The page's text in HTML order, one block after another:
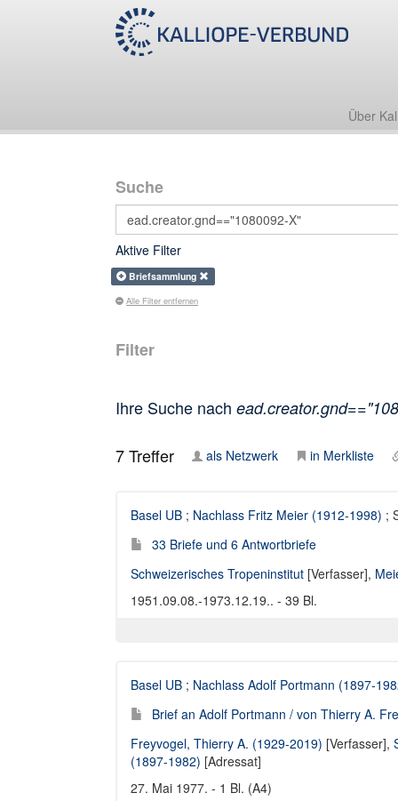
Über
Suche
Aktive Filter
Briefsammlung
Alle Filter entfernen
Filter
Ihre Suche nach
7Treffer als Netzwerk in Merkliste
Basel UB ; Nachlass Fritz Meier (1912-1998) ;
33 Briefe und 6 Antwortbriefe
Schweizerisches Tropeninstitut [Verfasser],
1951.09.08.-1973.12.19.. - 39 Bl.
Basel UB ; Nachlass Adolf Portmann (1897-
Brief an Adolf Portmann / von Thierry A.
Freyvogel, Thierry A. (1929-2019) [Verfasser],
(1897-1982) [Adressat]
27. Mai 1977. - 1 Bl. (A4)